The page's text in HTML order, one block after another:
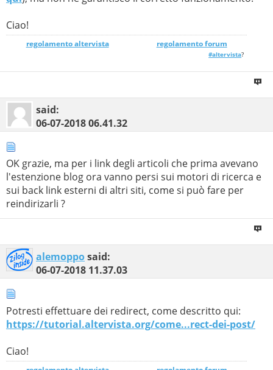
Ciao!
regolamento altervista_______________ regolamento forum
#altervista?
said:
06-07-201806.41.32
OK grazie, ma per i link degli articoli che prima avevano
l'estenzione blog ora vanno persi sui motori di ricerca e
sui back link esterni di altri siti, come si può fare per
reindirizarli ?
alemopposaid:
06-07-2018 11.37.03
Potresti effettuare dei redirect, come descritto qui:
https://tutorial.altervista.org/come...rect-dei-post/
Ciao!